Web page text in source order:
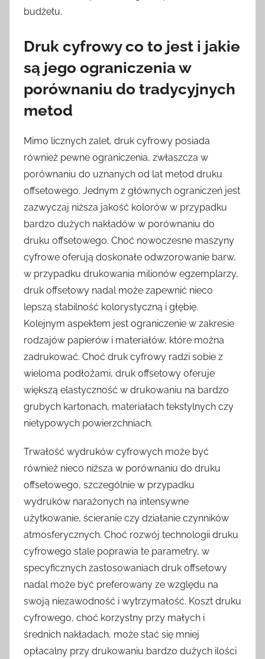
budżetu.
Druk cyfrowy co to jest i jakie
są jego ograniczenia w
porównaniu do tradycyjnych
metod
Mimo licznych zalet, druk cyfrowy posiada
również pewne ograniczenia, zwłaszcza w
porównaniu do uznanych od lat metod druku
offsetowego. Jednym z głównych ograniczeń jest
zazwyczaj niższa jakość kolorów w przypadku
bardzo dużych nakładów w porównaniu do
druku offsetowego. Choć nowoczesne maszyny
cyfrowe oferują doskonałe odwzorowanie barw,
w przypadku drukowania milionów egzemplarzy,
druk offsetowy nadal może zapewnić nieco
lepszą stabilność kolorystyczną i głębię.
Kolejnym aspektem jest ograniczenie w zakresie
rodzajów papierów i materiałów, które można
zadrukować. Choć druk cyfrowy radzi sobie z
wieloma podłożami, druk offsetowy oferuje
większą elastyczność w drukowaniu na bardzo
grubych kartonach, materiałach tekstylnych czy
nietypowych powierzchniach.
Trwałość wydruków cyfrowych może być
również nieco niższa w porównaniu do druku
offsetowego, szczególnie w przypadku
wydruków narażonych na intensywne
użytkowanie, ścieranie czy działanie czynników
atmosferycznych. Choć rozwój technologii druku
cyfrowego stale poprawia te parametry, w
specyficznych zastosowaniach druk offsetowy
nadal może być preferowany ze względu na
swoją niezawodność i wytrzymałość. Koszt druku
cyfrowego, choć korzystny przy małych i
średnich nakładach, może stać się mniej
opłacalny przy drukowaniu bardzo dużych ilości